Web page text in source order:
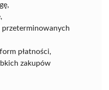
płatności,
zakupów